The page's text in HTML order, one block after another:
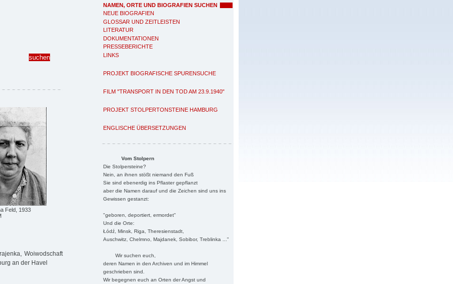
NAMEN, ORTE UND BIOGRAFIEN SUCHEN
NEUE BIOGRAFIEN
GLOSSAR UND ZEITLEISTEN
LITERATUR
DOKUMENTATIONEN
PRESSEBERICHTE
LINKS
PROJEKT BIOGRAFISCHE SPURENSUCHE
FILM "TRANSPORT IN DEN TOD AM 23.9.1940"
PROJEKT STOLPERTONSTEINE HAMBURG
ENGLISCHE ÜBERSETZUNGEN
Vom Stolpern
Die Stolpersteine?
Nein, an ihnen stößt niemand den Fuß
Sie sind ebenerdig ins Pflaster gepflanzt
aber die Namen darauf und die Zeichen sind uns ins
Gewissen gestanzt:
"geboren, deportiert, ermordet"
Und die Orte:
Łódź, Minsk, Riga, Theresienstadt,
Auschwitz, Chelmno, Majdanek, Sobibor, Treblinka ..."
Wir suchen euch,
deren Namen in den Archiven und im Himmel
geschrieben sind.
Wir begegnen euch an Orten der Angst und
Feld, 1933
Woiwodschaft
an der Havel